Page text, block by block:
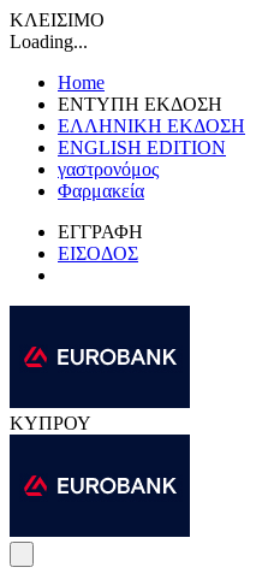
ΚΛΕΙΣΙΜΟ
Loading...
Home
ΕΝΤΥΠΗ ΕΚΔΟΣΗ
ΕΛΛΗΝΙΚΗ ΕΚΔΟΣΗ
ENGLISH EDITION
γαστρονόμος
Φαρμακεία
ΕΓΓΡΑΦΗ
ΕΙΣΟΔΟΣ
ΚΥΠΡΟΥ